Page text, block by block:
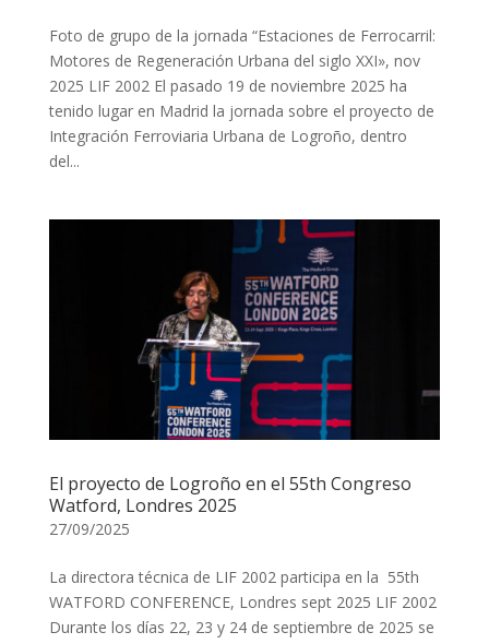
Foto de grupo de la jornada “Estaciones de Ferrocarril:
Motores de Regeneración Urbana del siglo XXI», nov
2025 LIF 2002 El pasado 19 de noviembre 2025 ha
tenido lugar en Madrid la jornada sobre el proyecto de
Integración Ferroviaria Urbana de Logroño, dentro
del...
El proyecto de Logroño en el 55th Congreso
Watford, Londres 2025
27/09/2025
La directora técnica de LIF 2002 participa en la 55th
WATFORD CONFERENCE, Londres sept 2025 LIF 2002
Durante los días 22, 23 y 24 de septiembre de 2025 se